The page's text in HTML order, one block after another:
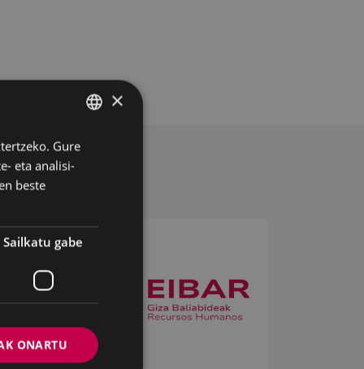
BASQUE
SPANISH
×
Gure
eta analisi-
beste
Sailkatu gabe
ONARTU